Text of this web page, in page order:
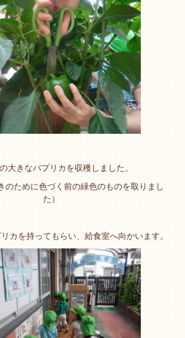
大きなパプリカを収穫しました。
のために色づく前の緑色のものを取りまし
た）
カを持ってもらい、給食室へ向かいます。